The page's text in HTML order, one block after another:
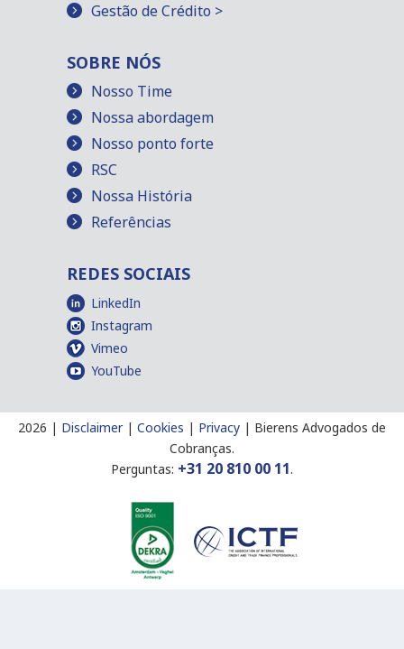
Gestão de Crédito >
SOBRE NÓS
Nosso Time
Nossa abordagem
Nosso ponto forte
RSC
Nossa História
Referências
REDES SOCIAIS
LinkedIn
Instagram
Vimeo
YouTube
2026 | Disclaimer| Cookies | Privacy | Bierens Advogados de
Cobranças.
Perguntas: +31 20 810 00 11.